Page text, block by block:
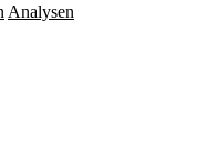
Analysen